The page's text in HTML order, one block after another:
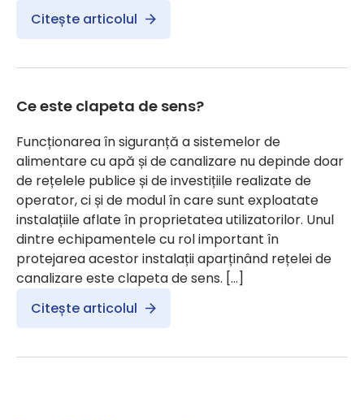
Citește articolul
Ce este clapeta de sens?
Funcționarea în siguranță a sistemelor de
alimentare cu apă și de canalizare nu depinde doar
de rețelele publice și de investițiile realizate de
operator, ci și de modul în care sunt exploatate
instalațiile aflate în proprietatea utilizatorilor. Unul
dintre echipamentele cu rol important în
protejarea acestor instalații aparținând rețelei de
canalizare este clapeta de sens. […]
Citește articolul